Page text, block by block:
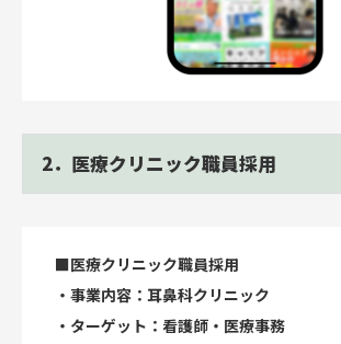
2．医療クリニック職員採用
■医療クリニック職員採用
・事業内容：耳鼻科クリニック
・ターゲット：看護師・医療事務